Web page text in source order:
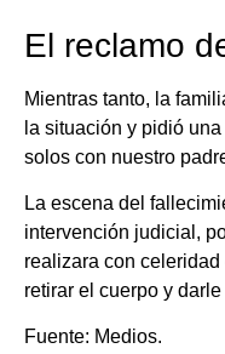
El reclamo
Mientras tanto, la
la situación y pidió
solos con nuestro
La escena del
intervención judicial,
realizara con
retirar el cuerpo y
Fuente: Medios.